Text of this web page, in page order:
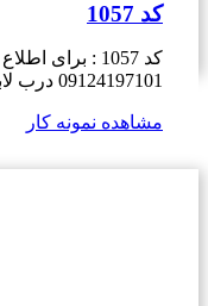
کد 1057
کد 1057 :
09124197101 درب لابی طرح نیم تک قاب کلاسیک…
مشاهده نمونه کار